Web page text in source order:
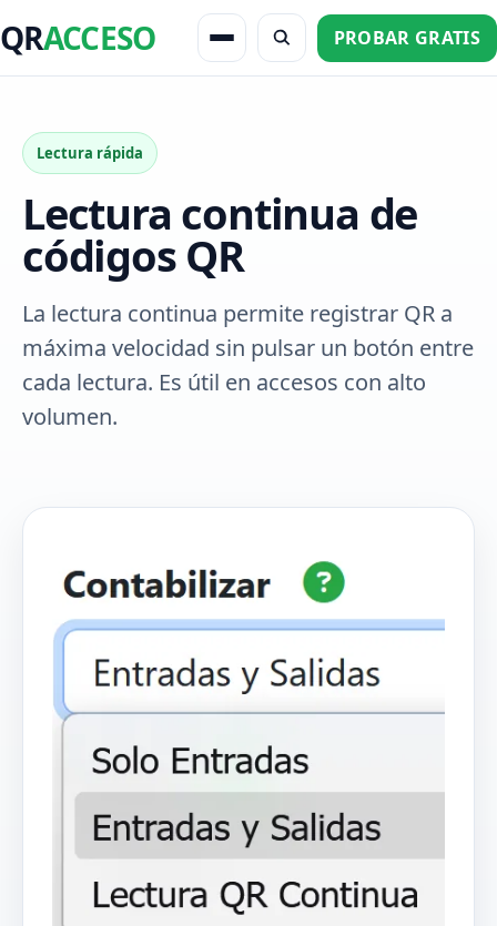
QRACCESO PROBAR GRATIS
Lectura rápida
Lectura continua de
códigos QR
La lectura continua permite registrar QR a
máxima velocidad sin pulsar un botón entre
cada lectura. Es útil en accesos con alto
volumen.